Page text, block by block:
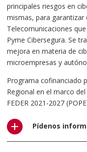
principales riesgos en
mismas, para
Telecomunicaciones
Pyme Cibersegura. Se
mejora en materia de
microempresas y
Programa cofinanciado
Regional en el marco
FEDER 2021-2027
Pídenos